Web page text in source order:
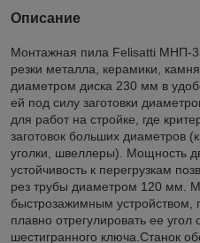
Описание
Монтажная пила Felisatti МНП-
резки металла, керамики,
диаметром диска 230 мм в
ей под силу заготовки
для работ на стройке, где
заготовок больших диаметров
уголки, швеллеры). Мощность
устойчивость к перегрузкам
рез трубы диаметром 120 мм.
быстрозажимным устройством,
плавно отрегулировать ее
шестигранного ключа.Станок